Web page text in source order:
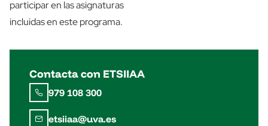
participar en las asignaturas
incluidas en este programa.
Contacta con ETSIIAA
979 108 300
etsiiaa@uva.es